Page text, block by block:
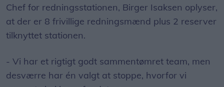
at der er 8 frivillige redningsmænd plus 2 reserver
tilknyttet stationen.
desværre har én valgt at stoppe, hvorfor vi
snarest skal have fundet en ny.